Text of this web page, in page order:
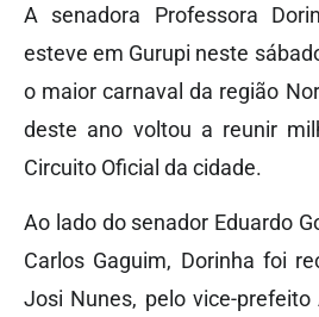
A senadora Professora
esteve em Gurupi neste
o maior carnaval da região
deste ano voltou a reunir
Circuito Oficial da cidade.
Ao lado do senador Eduardo
Carlos Gaguim, Dorinha foi
Josi Nunes, pelo vice-prefeito